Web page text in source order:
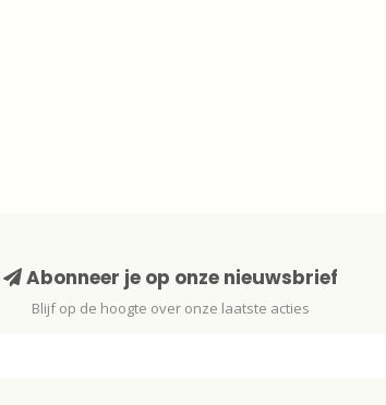
Abonneer je op onze nieuwsbrief
Blijf op de hoogte over onze laatste acties